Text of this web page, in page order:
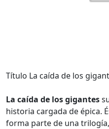
Título La caída de los
La caída de los gigantes
historia cargada de épica.
forma parte de una